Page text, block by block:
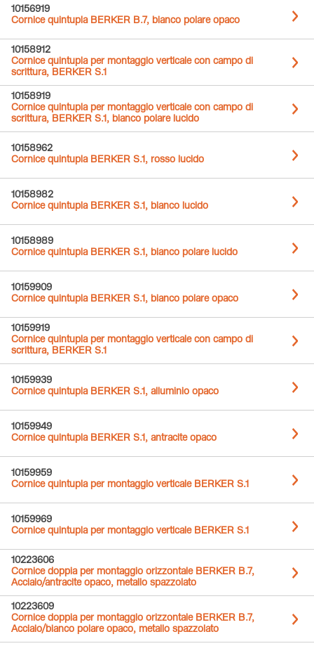
10156919
Cornice quintupla BERKER B.7, bianco polare opaco
10158912
Cornice quintupla per montaggio verticale con campo di
scrittura, BERKER S.1
10158919
Cornice quintupla per montaggio verticale con campo di
scrittura, BERKER S.1, bianco polare lucido
10158962
Cornice quintupla BERKER S.1, rosso lucido
10158982
Cornice quintupla BERKER S.1, bianco lucido
10158989
Cornice quintupla BERKER S.1, bianco polare lucido
10159909
Cornice quintupla BERKER S.1, bianco polare opaco
10159919
Cornice quintupla per montaggio verticale con campo di
scrittura, BERKER S.1
10159939
Cornice quintupla BERKER S.1, alluminio opaco
10159949
Cornice quintupla BERKER S.1, antracite opaco
10159959
Cornice quintupla per montaggio verticale BERKER S.1
10159969
Cornice quintupla per montaggio verticale BERKER S.1
10223606
Cornice doppia per montaggio orizzontale BERKER B.7,
Acciaio/antracite opaco, metallo spazzolato
10223609
Cornice doppia per montaggio orizzontale BERKER B.7,
Acciaio/bianco polare opaco, metallo spazzolato